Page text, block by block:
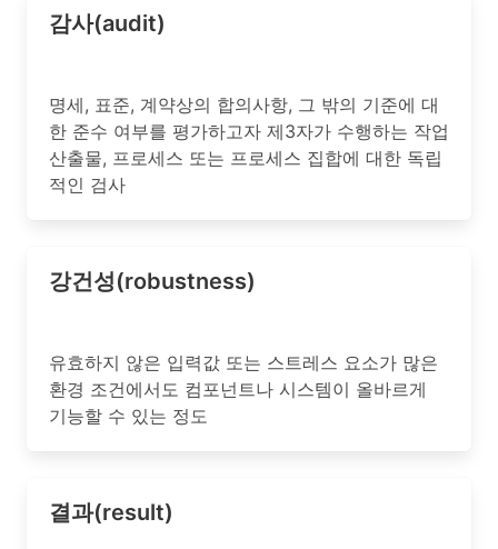
감사(audit)
명세, 표준, 계약상의 합의사항, 그 밖의 기준에 대
한 준수 여부를 평가하고자 제3자가 수행하는 작업
산출물, 프로세스 또는 프로세스 집합에 대한 독립
적인 검사
강건성(robustness)
유효하지 않은 입력값 또는 스트레스 요소가 많은
환경 조건에서도 컴포넌트나 시스템이 올바르게
기능할 수 있는 정도
결과(result)